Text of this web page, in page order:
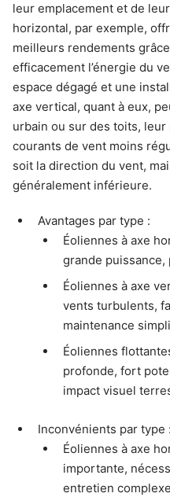
leur emplacement et de
horizontal, par exemple,
meilleurs rendements
efficacement l’énergie du
espace dégagé et une
axe vertical, quant à eux,
urbain ou sur des toits,
courants de vent moins
soit la direction du vent,
généralement inférieure.
Avantages par type :
Éoliennes à axe
grande puissance,
Éoliennes à axe
vents turbulents,
maintenance
Éoliennes
profonde, fort
impact visuel
Inconvénients par type :
Éoliennes à axe
importante,
entretien complexe